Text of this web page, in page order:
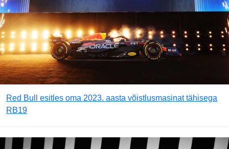
Red Bull esitles oma 2023. aasta võistlusmasinat tähisega
RB19